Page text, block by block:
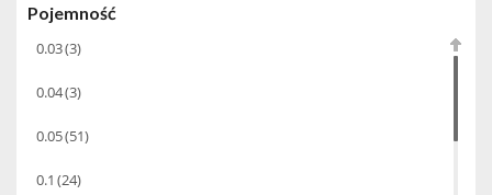
Alkohole prezentowe
Gin (33)
Destylaty
Cava(4)
Pojemność
0.03(3)
0.04(3)
0.05(51)
0.1 (24)